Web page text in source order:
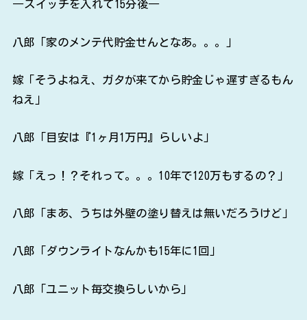
―スイッチを入れて15分後―
八郎「家のメンテ代貯金せんとなあ。。。」
嫁「そうよねえ、ガタが来てから貯金じゃ遅すぎるもん
ねえ」
八郎「目安は『1ヶ月1万円』らしいよ」
嫁「えっ！？それって。。。10年で120万もするの？」
八郎「まあ、うちは外壁の塗り替えは無いだろうけど」
八郎「ダウンライトなんかも15年に1回」
八郎「ユニット毎交換らしいから」